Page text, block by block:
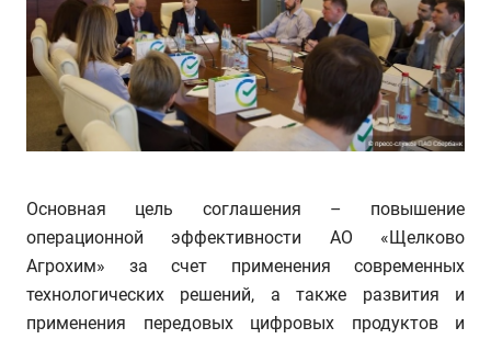
Основная цель соглашения – повышение
операционной эффективности АО «Щелково
Агрохим» за счет применения современных
технологических решений, а также развития и
применения передовых цифровых продуктов и